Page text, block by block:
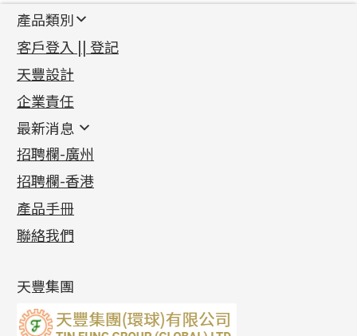
產品類別
新產品
足金系列
足金配件
機織鏈系列
珠仔鏈
镶口链
管狀網鏈
十字車花鏈系列
十字閃O鏈系列
十字錘打鏈系列
側身車花鏈系列
側身鏈系列
雙十字鏈系列
水波鏈系列
蛇骨鏈系列
首飾配件
耳環類配件
卷迫系列
螺絲迫系列
梅花迫系列
平臺迫系列
綫拍系列
美拍系列
耳環扣系列
耳綫/耳鈎系列
耳環爪頭
鏈類配件
動感車花吊墜
調節珠系列
生圈扣系列
龍蝦扣系列
鴨俐制系列
字母吊墜
相盒吊墜
項鏈吊墜
其他類配件
珠盤系列
袖口鈕系列
焊片及鐳射綫
空心車花管
珠類配件
無孔光身珠
空心光身珠
無孔批花珠
鑲口類
四爪頭系列
六爪頭系列
車花片
動感車花片
鑲口戒指
鑲口手鏈系列
首飾系列
手镯系列
戒指系列
空心耳環
空心车花管首饰链
空心手鐲系列
貴金屬原料
千足金
記憶金屬系列
記憶戒指
拉簧珠珠手鏈
記憶鈦手鐲
客戶登入 || 登記
天豐設計
企業責任
最新消息
最新消息
各項證書(2)
相片集(9)
展覽會資訊
最新產品資訊
招聘欄-廣州
招聘欄-香港
產品手冊
聯絡我們
天豐集團